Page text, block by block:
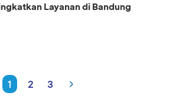
Layanan di Bandung
1 2 3